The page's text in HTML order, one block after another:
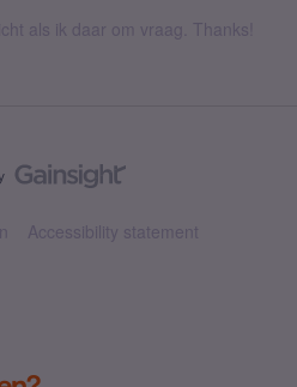
als ik daar om vraag. Thanks!
Accessibility statement